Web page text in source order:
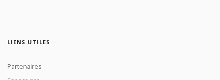
LIENS UTILES
Partenaires